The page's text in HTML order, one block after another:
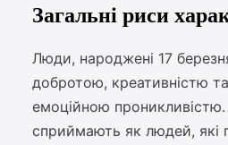
Загальні риси
Люди, народжені 17
добротою, креативністю
емоційною проникливістю.
сприймають як людей, які